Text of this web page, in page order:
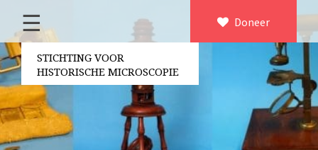
×
Home
Over ons
Contact
Bestuur
Vrijwilligers
Doneer
☰
STICHTING VOOR
HISTORISCHE MICROSCOPIE